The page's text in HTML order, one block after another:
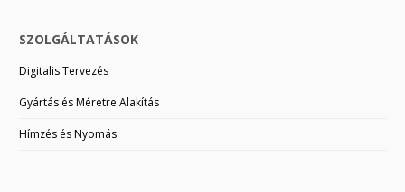
SZOLGÁLTATÁSOK
Digitalis Tervezés
Gyártás és Méretre Alakítás
Hímzés és Nyomás